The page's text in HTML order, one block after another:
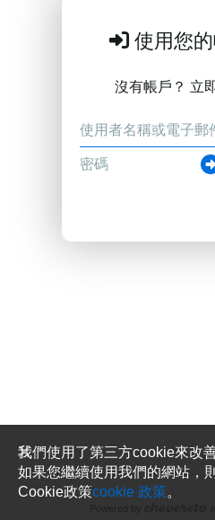
使用您
沒有帳戶？ 立
我們使用了第三方cookie來改
如果您繼續使用我們的網站，
Cookie政策cookie 政策。